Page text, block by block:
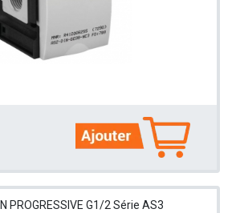
PROGRESSIVE G1/2 Série AS3